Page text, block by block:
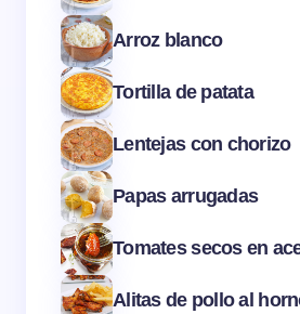
Arroz blanco
Tortilla de patata
Lentejas con chorizo
Papas arrugadas
Tomates secos en
Alitas de pollo al